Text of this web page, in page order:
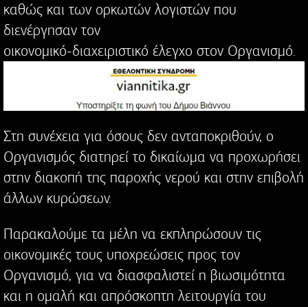
καθώς και των ορκωτών λογιστών που
διενέργησαν τον
οικονομικό-διαχειριστικό έλεγχο στον Οργανισμό.
Στη συνέχεια για όσους δεν ανταποκριθούν, ο
Οργανισμός διατηρεί το δικαίωμα να προχωρήσει
στην διακοπή της παροχής νερού και στην επιβολή
άλλων κυρώσεων.
Παρακαλούμε τα μέλη να εκπληρώσουν τις
οικονομικές τους υποχρεώσεις προς τον
Οργανισμό, για να διασφαλιστεί η βιωσιμότητα
και η ομαλή και απρόσκοπτη λειτουργία του